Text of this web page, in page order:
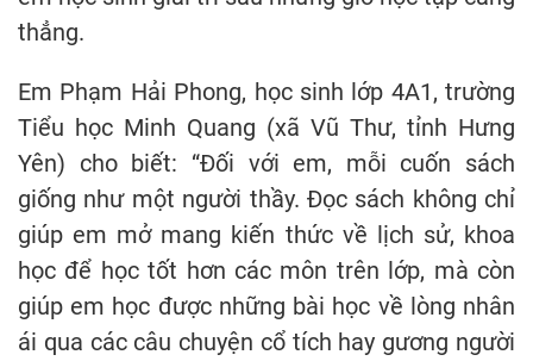
thẳng.
Em Phạm Hải Phong, học sinh lớp 4A1, trường
Tiểu học Minh Quang (xã Vũ Thư, tỉnh Hưng
Yên) cho biết: “Đối với em, mỗi cuốn sách
giống như một người thầy. Đọc sách không chỉ
giúp em mở mang kiến thức về lịch sử, khoa
học để học tốt hơn các môn trên lớp, mà còn
giúp em học được những bài học về lòng nhân
ái qua các câu chuyện cổ tích hay gương người